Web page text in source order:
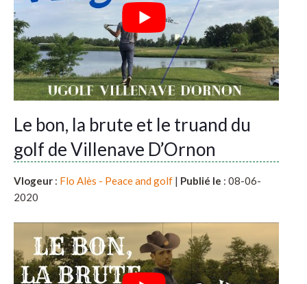
Le bon, la brute et le truand du
golf de Villenave D’Ornon
Vlogeur : Flo Alès - Peace and golf | Publié le : 08-06-
2020